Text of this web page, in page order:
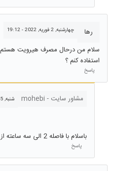
رها چهارشنبه, 2 فوریه, 2022 - 19:12
سلام من درحال مصرف هیرویت هستم
استفاده کنم ؟
پاسخ
مشاور سایت - mohebi شنبه, 5 فوریه, 2022 - 10:20
باسلام با فاصله 2 الی سه ساعته از هم مصرف کنید.
پاسخ